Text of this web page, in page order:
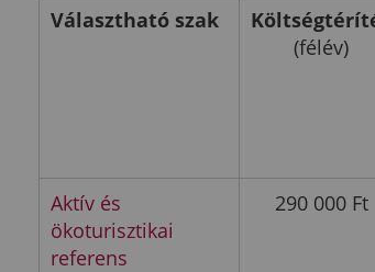
Választható szak
(félév)
Aktív és
ökoturisztikai
referens
290 000 Ft